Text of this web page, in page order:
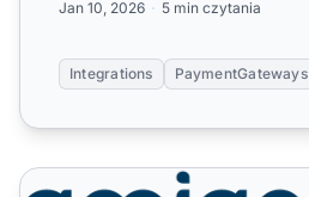
Jan 10, 2026 5 min czytania
Integrations PaymentGateways
Amiando